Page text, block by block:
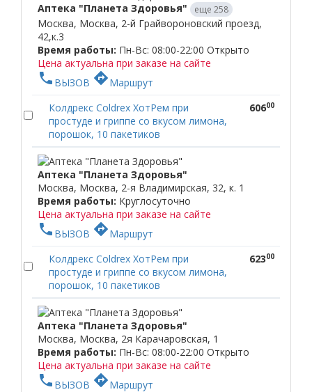
Аптека "Планета Здоровья" еще 258
Москва, Москва, 2-й Грайвороновский проезд,
42,к.3
Время работы: Пн-Вс: 08:00-22:00 Открыто
Цена актуальна при заказе на сайте
phone ВЫЗОВ directionsМаршрут
Колдрекс Coldrex ХотРем при
простуде и гриппе со вкусом лимона,
порошок, 10 пакетиков
60600
Аптека "Планета Здоровья"
Москва, Москва, 2-я Владимирская, 32, к. 1
Время работы: Круглосуточно
Цена актуальна при заказе на сайте
phone ВЫЗОВ directionsМаршрут
Колдрекс Coldrex ХотРем при
простуде и гриппе со вкусом лимона,
порошок, 10 пакетиков
62300
Аптека "Планета Здоровья"
Москва, Москва, 2я Карачаровская, 1
Время работы: Пн-Вс: 08:00-22:00 Открыто
Цена актуальна при заказе на сайте
phone ВЫЗОВ directionsМаршрут